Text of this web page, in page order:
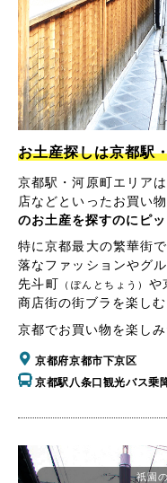
お土産探しは京都駅
京都駅・河原町エリア
店などといったお買い
のお土産を探すのにピ
特に京都最大の繁華街
落なファッションやグ
先斗町
（ぽんとちょう） や
商店街の街ブラを楽しむ
京都でお買い物を楽し
京都府京都市下京区
京都駅八条口観光バス乗
祇園